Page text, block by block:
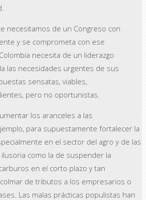
necesitamos de un Congreso con
y se comprometa con ese
necesita de un liderazgo
las necesidades urgentes de sus
sensatas, viables,
pero no oportunistas.
los aranceles a las
para supuestamente fortalecer la
en el sector del agro y de las
como la de suspender la
en el corto plazo y tan
de tributos a los empresarios o
Las malas prácticas populistas han